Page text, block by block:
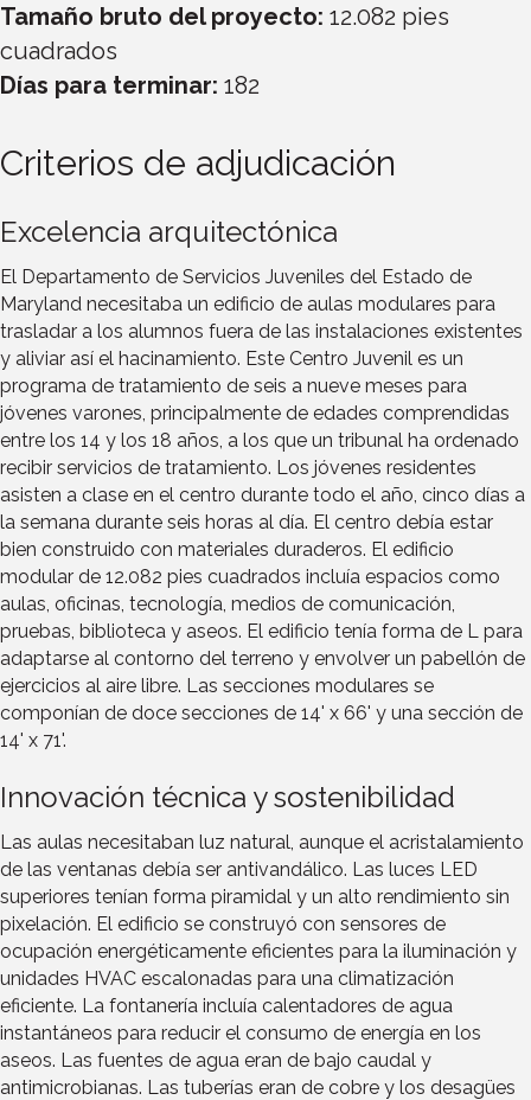
Tamaño bruto del proyecto: 12.082 pies
cuadrados
Días para terminar: 182
Criterios de adjudicación
Excelencia arquitectónica
El Departamento de Servicios Juveniles del Estado de
Maryland necesitaba un edificio de aulas modulares para
trasladar a los alumnos fuera de las instalaciones existentes
y aliviar así el hacinamiento. Este Centro Juvenil es un
programa de tratamiento de seis a nueve meses para
jóvenes varones, principalmente de edades comprendidas
entre los 14 y los 18 años, a los que un tribunal ha ordenado
recibir servicios de tratamiento. Los jóvenes residentes
asisten a clase en el centro durante todo el año, cinco días a
la semana durante seis horas al día. El centro debía estar
bien construido con materiales duraderos. El edificio
modular de 12.082 pies cuadrados incluía espacios como
aulas, oficinas, tecnología, medios de comunicación,
pruebas, biblioteca y aseos. El edificio tenía forma de L para
adaptarse al contorno del terreno y envolver un pabellón de
ejercicios al aire libre. Las secciones modulares se
componían de doce secciones de 14' x 66' y una sección de
14' x 71'.
Innovación técnica y sostenibilidad
Las aulas necesitaban luz natural, aunque el acristalamiento
de las ventanas debía ser antivandálico. Las luces LED
superiores tenían forma piramidal y un alto rendimiento sin
pixelación. El edificio se construyó con sensores de
ocupación energéticamente eficientes para la iluminación y
unidades HVAC escalonadas para una climatización
eficiente. La fontanería incluía calentadores de agua
instantáneos para reducir el consumo de energía en los
aseos. Las fuentes de agua eran de bajo caudal y
antimicrobianas. Las tuberías eran de cobre y los desagües